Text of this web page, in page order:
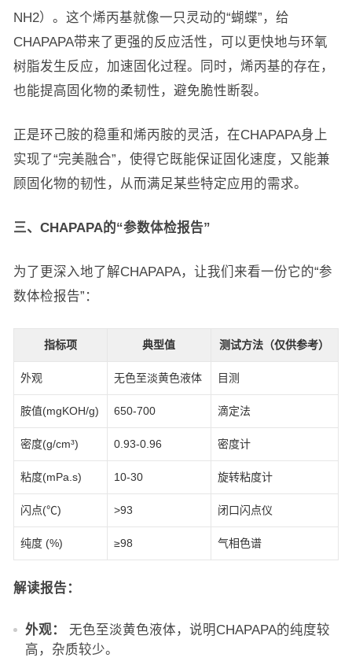
NH2）。这个烯丙基就像一只灵动的“蝴蝶”，给
CHAPAPA带来了更强的反应活性，可以更快地与环氧
树脂发生反应，加速固化过程。同时，烯丙基的存在，
也能提高固化物的柔韧性，避免脆性断裂。
正是环己胺的稳重和烯丙胺的灵活，在CHAPAPA身上
实现了“完美融合”，使得它既能保证固化速度，又能兼
顾固化物的韧性，从而满足某些特定应用的需求。
三、CHAPAPA的“参数体检报告”
为了更深入地了解CHAPAPA，让我们来看一份它的“参
数体检报告”：
指标项 典型值 测试方法（仅供参考）
外观 无色至淡黄色液体 目测
胺值(mgKOH/g) 650-700 滴定法
密度(g/cm³) 0.93-0.96 密度计
粘度(mPa.s) 10-30 旋转粘度计
闪点(℃) >93 闭口闪点仪
纯度 (%) ≥98 气相色谱
解读报告：
外观：
无色至淡黄色液体，说明CHAPAPA的纯度较
高，杂质较少。